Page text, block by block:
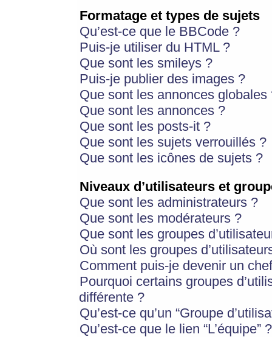
Formatage et types de sujets
Qu’est-ce que le BBCode ?
Puis-je utiliser du HTML ?
Que sont les smileys ?
Puis-je publier des images ?
Que sont les annonces globales
Que sont les annonces ?
Que sont les posts-it ?
Que sont les sujets verrouillés ?
Que sont les icônes de sujets ?
Niveaux d’utilisateurs et
Que sont les administrateurs ?
Que sont les modérateurs ?
Que sont les groupes
Où sont les groupes
Comment puis-je devenir un
Pourquoi certains groupes
différente ?
Qu’est-ce qu’un “Groupe
Qu’est-ce que le lien “L’équipe” ?